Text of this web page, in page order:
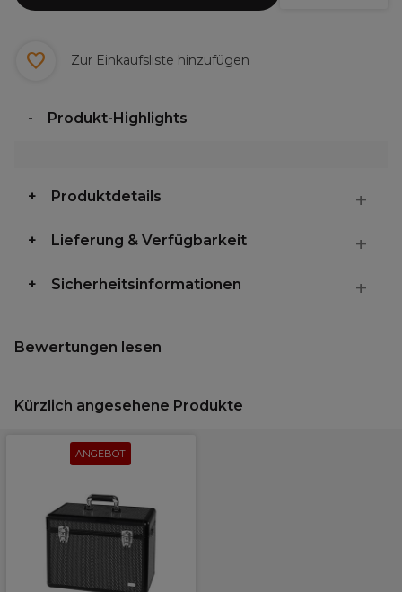
Zur Einkaufsliste hinzufügen
Produkt-Highlights
Produktdetails
Lieferung & Verfügbarkeit
Sicherheitsinformationen
Bewertungen lesen
Kürzlich angesehene Produkte
ANGEBOT